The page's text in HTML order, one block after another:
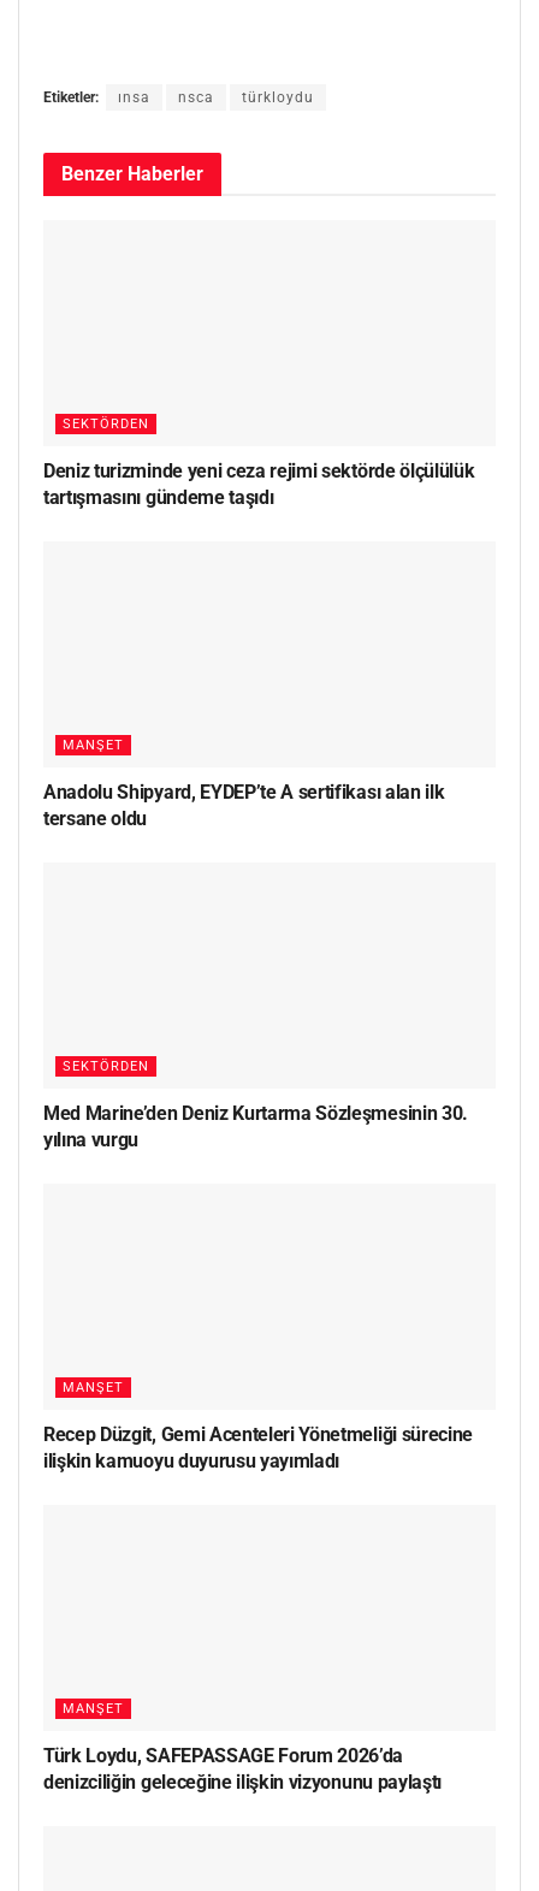
Etiketler: ınsa nsca türkloydu
Benzer Haberler
SEKTÖRDEN
Deniz turizminde yeni ceza rejimi sektörde ölçülülük
tartışmasını gündeme taşıdı
MANŞET
Anadolu Shipyard, EYDEP’te A sertifikası alan ilk
tersane oldu
SEKTÖRDEN
Med Marine’den Deniz Kurtarma Sözleşmesinin 30.
yılına vurgu
MANŞET
Recep Düzgit, Gemi Acenteleri Yönetmeliği sürecine
ilişkin kamuoyu duyurusu yayımladı
MANŞET
Türk Loydu, SAFEPASSAGE Forum 2026’da
denizciliğin geleceğine ilişkin vizyonunu paylaştı